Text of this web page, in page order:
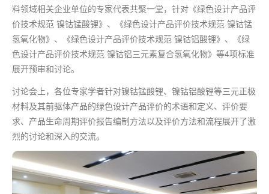
料领域相关企业单位的专家代表共聚一堂，针对《绿色设计产品评
价技术规范 镍钴锰酸锂》、《绿色设计产品评价技术规范 镍钴锰
氢氧化物》、《绿色设计产品评价技术规范 镍钴铝酸锂》、《绿
色设计产品评价技术规范 镍钴铝三元素复合氢氧化物》等4项标准
展开预审和讨论。
讨论会上，各位专家学者针对镍钴锰酸锂、镍钴铝酸锂等三元正极
材料及其前驱体产品的绿色设计产品评价的术语和定义、评价要
求、产品生命周期评价报告编制方法以及评价方法和流程展开了激
烈的讨论和深入的交流。